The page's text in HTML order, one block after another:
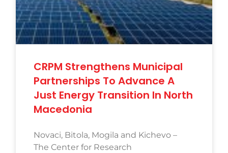
CRPM Strengthens Municipal
Partnerships To Advance A
Just Energy Transition In North
Macedonia
Novaci, Bitola, Mogila and Kichevo –
The Center for Research